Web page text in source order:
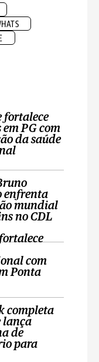
fortalece
em PG com
da saúde
enfrenta
mundial
no CDL
com
Ponta
completa
lança
de
para